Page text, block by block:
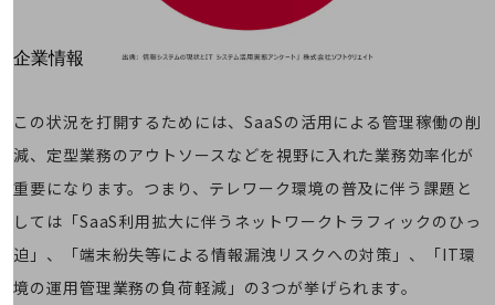
別ウィンドウで開きます
企業情報
会社案内TOP
組織
社長からのご挨拶
事業拠点
この状況を打開するためには、SaaSの活用による管理稼働の削
減、定型業務のアウトソースなどを視野に入れた業務効率化が
重要になります。つまり、テレワーク環境の普及に伴う課題と
しては「SaaS利用拡大に伴うネットワークトラフィックのひっ
迫」、「端末紛失等による情報漏洩リスクへの対策」、「IT環
境の運用管理業務の負荷軽減」の3つが挙げられます。